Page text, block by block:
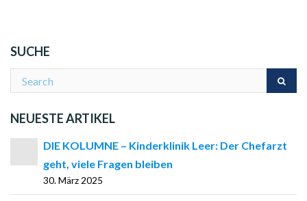
SUCHE
NEUESTE ARTIKEL
DIE KOLUMNE – Kinderklinik Leer: Der Chefarzt
geht, viele Fragen bleiben
30. März 2025